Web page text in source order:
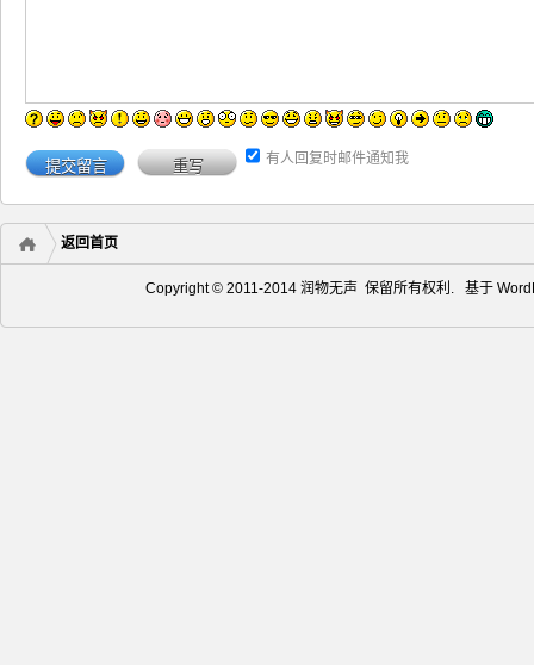
有人回复时邮件通知我
返回首页
Copyright © 2011-2014 润物无声 保留所有权利. 基于